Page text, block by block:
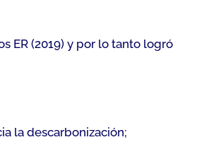
ER (2019) y por lo tanto logró
la descarbonización;